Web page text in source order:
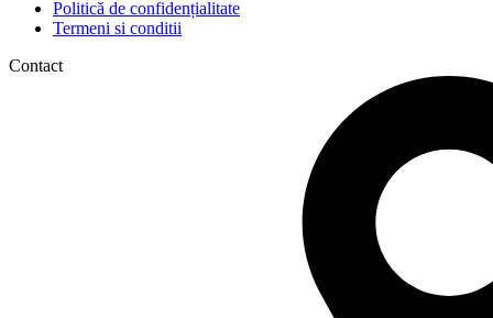
Politică de confidențialitate
Termeni si conditii
Contact